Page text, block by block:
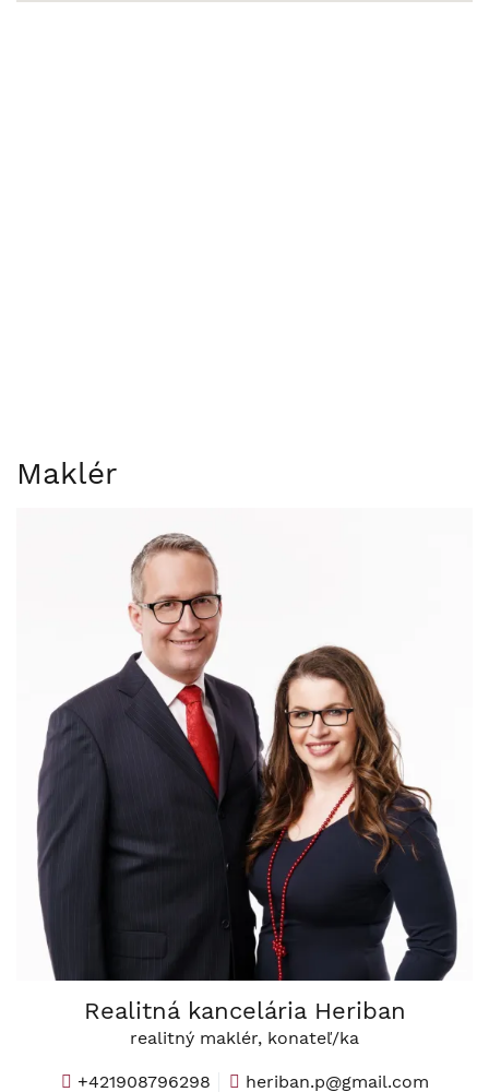
Maklér
Realitná kancelária Heriban
realitný maklér, konateľ/ka
+421908796298
heriban.p@gmail.com